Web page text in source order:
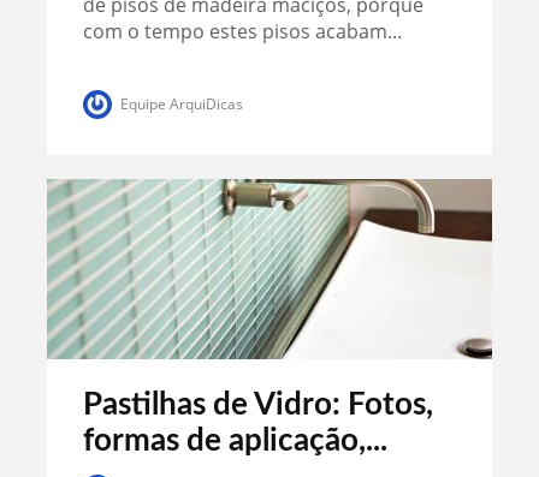
com o tempo estes pisos acabam...
Equipe ArquiDicas
Pastilhas de Vidro: Fotos,
formas de aplicação,...